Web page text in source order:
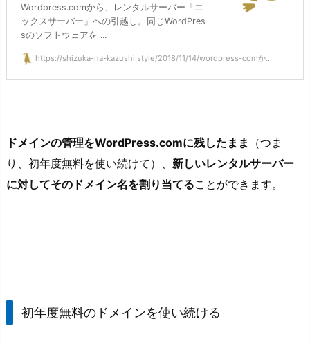
Wordpress.comから、レンタルサーバー「エ
ックスサーバー」への引越し。同じWordPres
sのソフトウェアを ...
https://shizuka-na-kazushi.style/2018/11/14/wordpress-comか...
ドメインの管理をWordPress.comに残したまま （つま
り、初年度無料を使い続けて）、 新しいレンタルサーバー
に対してそのドメイン名を割り当てることができます。
初年度無料のドメインを使い続ける